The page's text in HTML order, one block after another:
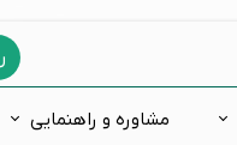
مشاوره و راهنمایی